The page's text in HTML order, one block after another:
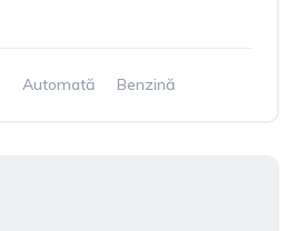
Automată
Benzină